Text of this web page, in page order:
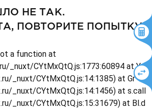
НЕ ТАК.
ПОВТОРИТЕ ПОПЫТКУ
a function at
_nuxt/CYtMxQtQ.js:1773:60894 at Ys
_nuxt/CYtMxQtQ.js:14:1385) at Gr
_nuxt/CYtMxQtQ.js:14:1456) at s.call
_nuxt/CYtMxQtQ.js:15:31679) at Bl.d